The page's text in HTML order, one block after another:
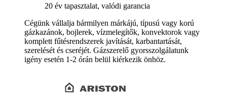
20 év tapasztalat, valódi garancia
Cégünk vállalja bármilyen márkájú, típusú vagy korú
gázkazánok, bojlerek, vízmelegítők, konvektorok vagy
komplett fűtésrendszerek javítását, karbantartását,
szerelését és cseréjét. Gázszerelő gyorsszolgálatunk
igény esetén 1-2 órán belül kiérkezik önhöz.